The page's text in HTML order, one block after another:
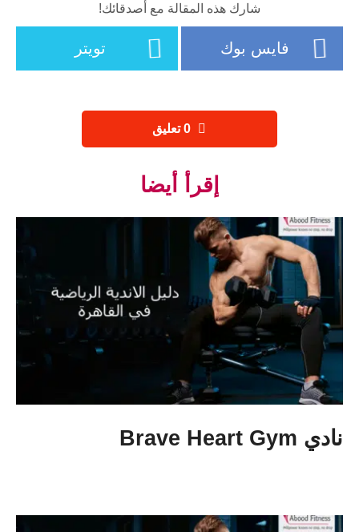
شارك هذه المقالة مع أصدقائك!
فايس بوك تويتر
إقرأ أيضا
نادي Brave Heart Gym